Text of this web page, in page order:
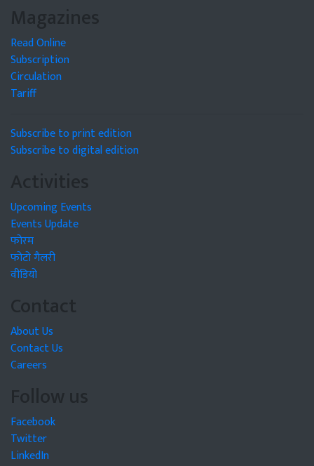
Magazines
Read Online
Subscription
Circulation
Tariff
Subscribe to print edition
Subscribe to digital edition
Activities
Upcoming Events
Events Update
फोरम
फोटो गैलरी
वीडियो
Contact
About Us
Contact Us
Careers
Follow us
Facebook
Twitter
LinkedIn